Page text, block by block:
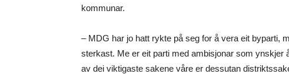
kommunar.
– MDG har jo hatt rykte på seg for å vera eit byparti,
sterkast. Me er eit parti med ambisjonar som ynskjer
av dei viktigaste sakene våre er dessutan